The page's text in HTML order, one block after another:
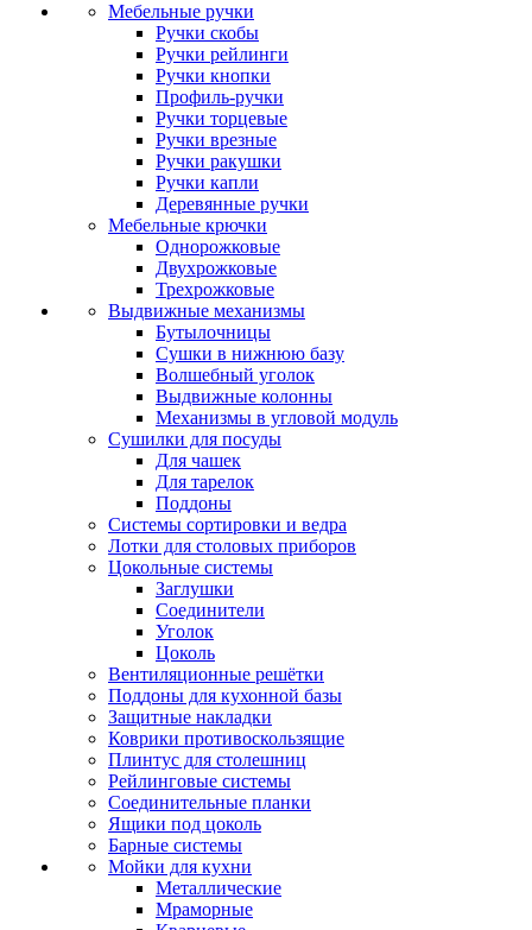
Мебельные ручки
Ручки скобы
Ручки рейлинги
Ручки кнопки
Профиль-ручки
Ручки торцевые
Ручки врезные
Ручки ракушки
Ручки капли
Деревянные ручки
Мебельные крючки
Однорожковые
Двухрожковые
Трехрожковые
Выдвижные механизмы
Бутылочницы
Сушки в нижнюю базу
Волшебный уголок
Выдвижные колонны
Механизмы в угловой модуль
Сушилки для посуды
Для чашек
Для тарелок
Поддоны
Системы сортировки и ведра
Лотки для столовых приборов
Цокольные системы
Заглушки
Соединители
Уголок
Цоколь
Вентиляционные решётки
Поддоны для кухонной базы
Защитные накладки
Коврики противоскользящие
Плинтус для столешниц
Рейлинговые системы
Соединительные планки
Ящики под цоколь
Барные системы
Мойки для кухни
Металлические
Мраморные